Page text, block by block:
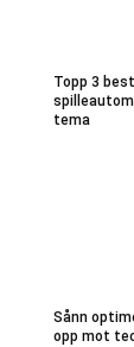
Topp 3
tema
Sånn
opp mot